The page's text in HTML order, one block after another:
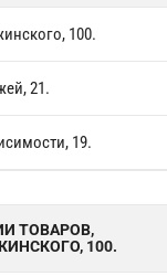
100.
21.
19.
ТОВАРОВ,
100.